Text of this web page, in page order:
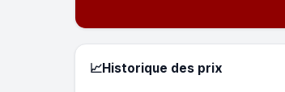
📈Historique des prix